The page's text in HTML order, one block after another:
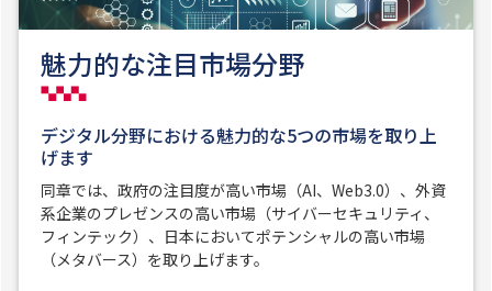
魅力的な注目市場分野
デジタル分野における魅力的な5つの市場を取り上
げます
同章では、政府の注目度が高い市場（AI、Web3.0）、外資
系企業のプレゼンスの高い市場（サイバーセキュリティ、
フィンテック）、日本においてポテンシャルの高い市場
（メタバース）を取り上げます。